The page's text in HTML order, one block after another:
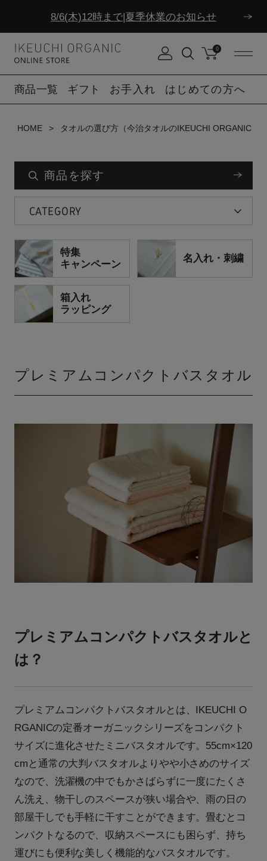
8/6(木)12時まで|夏季休業のお知らせ
ダブルポイント！夏をアクティブに楽しむ夏タオル
0
商品一覧 ギフト お手入れ はじめての方へ
HOME タオルの選び方（今治タオルのIKEUCHI ORGANIC）
商品を探す
CATEGORY
特集
キャンペーン
名入れ・刺繍
箱入れ
ラッピング
プレミアムコンパクトバスタオル
プレミアムコンパクトバスタオルと
は？
プレミアムコンパクトバスタオルとは、IKEUCHI O
RGANICの定番オーガニックシリーズをコンパクト
サイズに進化させたミニバスタオルです。55cm×120
cmと通常の大判バスタオルよりやや小さめのサイズ
なので、洗濯機の中でもかさばらずに一度にたくさ
ん洗え、物干しのスペースが狭い場合や、雨の日の
部屋干しでも手軽に干すことができます。畳むとコ
ンパクトなるので、収納スペースにも困らず、持ち
運びにも便利な美しく機能的なバスタオルです。